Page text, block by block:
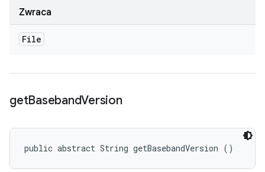
Zwraca
File
getBasebandVersion
public abstract String getBasebandVersion ()